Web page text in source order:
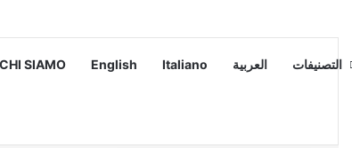
CHI SIAMO English Italiano العربية التصنيفات